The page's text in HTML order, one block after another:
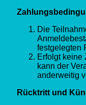
Die
festgelegten
Erfolgt keine
kann der
anderweitig
Rücktritt und